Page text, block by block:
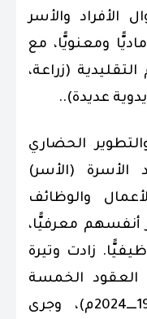
الأفراد والأسر
ومعنويًّا، مع
(زراعة،
عديدة)..
الحضاري
الأسرة (الأسر)
والوظائف
أنفسهم معرفيًّا،
زادت وتيرة
العقود الخمسة
الماضية (1395ـــ1445 هـ/1975ــــ2024م)، وجرى